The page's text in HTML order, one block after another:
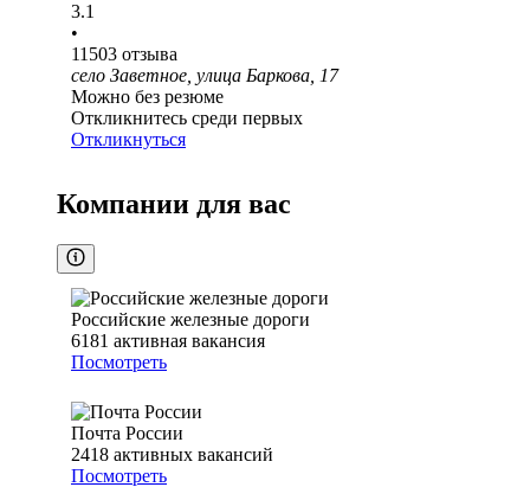
3.1
•
11503 отзыва
село Заветное, улица Баркова, 17
Можно без резюме
Откликнитесь среди первых
Откликнуться
Компании для вас
Российские железные дороги
6181 активная вакансия
Посмотреть
Почта России
2418 активных вакансий
Посмотреть